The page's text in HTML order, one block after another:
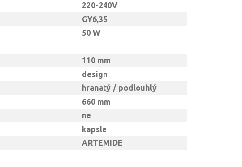
220-240V
GY6,35
50 W
110 mm
design
hranatý / podlouhlý
660 mm
ne
kapsle
ARTEMIDE